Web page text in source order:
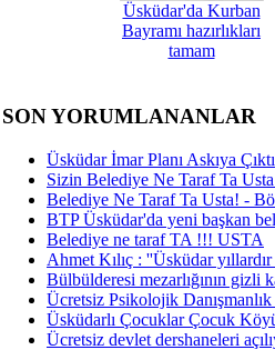
Üsküdar'da Kurban
Bayramı hazırlıkları
tamam
SON YORUMLANANLAR
Üsküdar İmar Planı Askıya Çıktı
Sizin Belediye Ne Taraf Ta
Belediye Ne Taraf Ta Usta! -
BTP Üsküdar'da yeni başkan
Belediye ne taraf TA !!! USTA
Ahmet Kılıç : ''Üsküdar
Bülbülderesi mezarlığının gizli
Ücretsiz Psikolojik
Üsküdarlı Çocuklar Çocuk
Ücretsiz devlet dershaneleri